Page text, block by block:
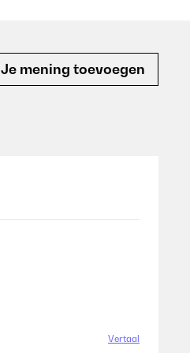
Je mening toevoegen
Vertaal